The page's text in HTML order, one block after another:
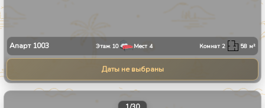
Апарт 1003 Этаж 10 Мест 4 Комнат2 58 м²
Даты не выбраны